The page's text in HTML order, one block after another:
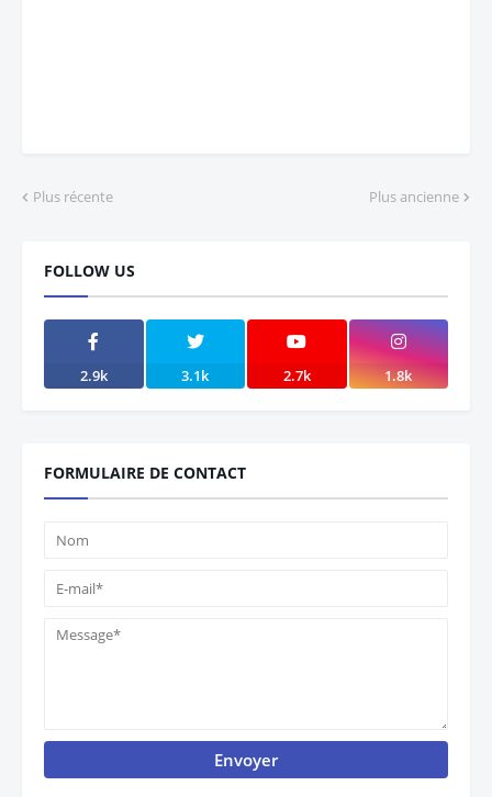
Plus récente Plus ancienne
FOLLOW US
2.9k 3.1k 2.7k 1.8k
FORMULAIRE DE CONTACT